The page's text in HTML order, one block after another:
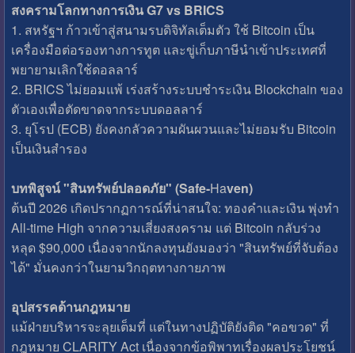
สงครามโลกทางการเงิน G7 vs BRICS
1. ​สหรัฐฯ ก้าวเข้าสู่สนามรบดิจิทัลเต็มตัว ใช้ Bitcoin เป็น
เครื่องมือต่อรองทางการทูต และขู่เก็บภาษีนำเข้าประเทศที่
พยายามเลิกใช้ดอลลาร์
2. ​BRICS ไม่ยอมแพ้ เร่งสร้างระบบชำระเงิน Blockchain ของ
ตัวเองเพื่อตัดขาดจากระบบดอลลาร์
3. ​ยุโรป (ECB) ยังคงกลัวความผันผวนและไม่ยอมรับ Bitcoin
เป็นเงินสำรอง
บทพิสูจน์ "สินทรัพย์ปลอดภัย" (Safe-Haven)
ต้นปี 2026 เกิดปรากฏการณ์ที่น่าสนใจ: ทองคำและเงิน พุ่งทำ
All-time High จากความเสี่ยงสงคราม แต่ Bitcoin กลับร่วง
หลุด $90,000 เนื่องจากนักลงทุนยังมองว่า "สินทรัพย์ที่จับต้อง
ได้" มั่นคงกว่าในยามวิกฤตทางกายภาพ
อุปสรรคด้านกฎหมาย
แม้ฝ่ายบริหารจะลุยเต็มที่ แต่ในทางปฏิบัติยังติด "คอขวด" ที่
กฎหมาย CLARITY Act เนื่องจากข้อพิพาทเรื่องผลประโยชน์